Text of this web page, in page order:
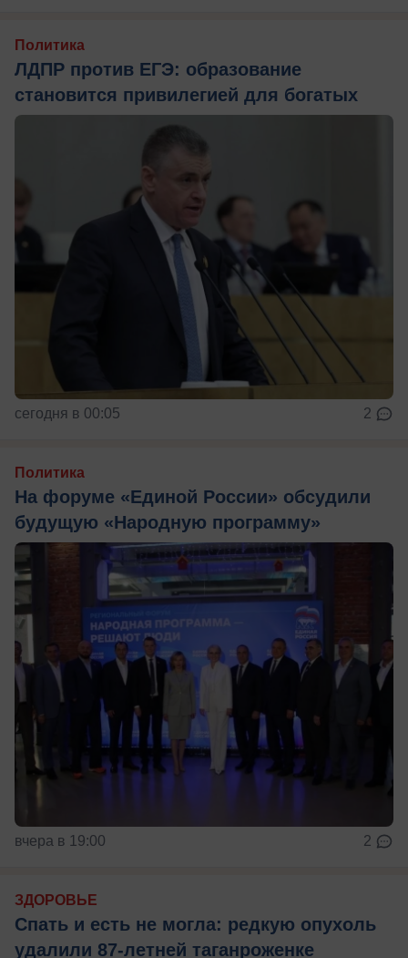
Политика
ЛДПР против ЕГЭ: образование
становится привилегией для богатых
сегодня в 00:05 2
Политика
На форуме «Единой России» обсудили
будущую «Народную программу»
вчера в 19:00 2
ЗДОРОВЬЕ
Спать и есть не могла: редкую опухоль
удалили 87-летней таганроженке